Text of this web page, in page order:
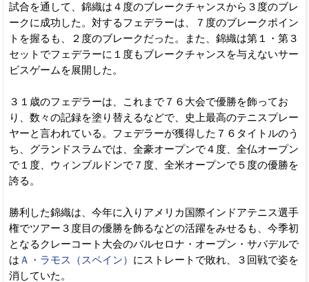
試合を通して、錦織は４度のブレークチャンスから３度のブレ
ークに成功した。対するフェデラーは、７度のブレークポイン
トを握るも、２度のブレークだった。また、錦織は第１・第３
セットでフェデラーに１度もブレークチャンスを与えないサー
ビスゲームを展開した。
３１歳のフェデラーは、これまで７６大会で優勝を飾ってお
り、数々の記録を塗り替えるなどで、史上最高のテニスプレー
ヤーと言われている。フェデラーが獲得した７６タイトルのう
ち、グランドスラムでは、全豪オープンで４度、全仏オープン
で１度、ウィンブルドンで７度、全米オープンで５度の優勝を
誇る。
勝利した錦織は、今年に入りアメリカ国際インドアテニス選手
権でツアー３度目の優勝を飾るなどの活躍をみせるも、今季初
となるクレーコート大会のバルセロナ・オープン・サバデルで
は Ａ・ラモス（スペイン） にストレートで敗れ、３回戦で姿を
消していた。